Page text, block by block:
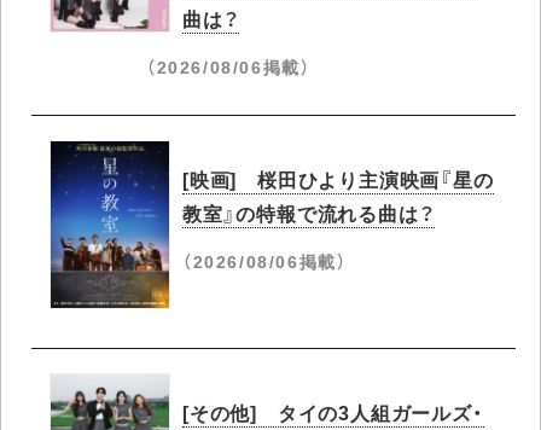
曲は？
（2026/08/06掲載）
[映画] 桜田ひより主演映画『星の
教室』の特報で流れる曲は？
（2026/08/06掲載）
[その他] タイの3人組ガールズ・